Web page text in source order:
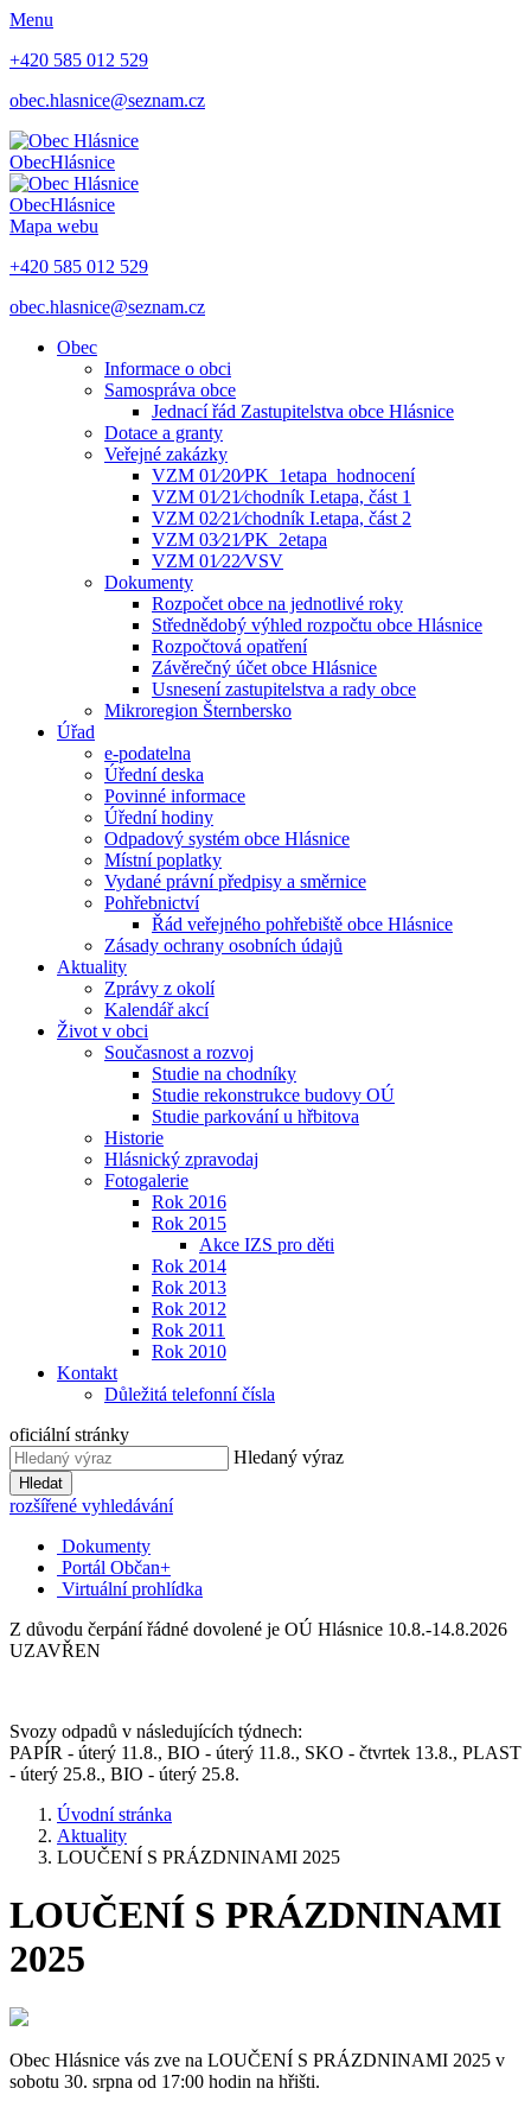
Menu
+420 585 012 529
obec.hlasnice@seznam.cz
ObecHlásnice
ObecHlásnice
Mapa webu
+420 585 012 529
obec.hlasnice@seznam.cz
Obec
Informace o obci
Samospráva obce
Jednací řád Zastupitelstva obce Hlásnice
Dotace a granty
Veřejné zakázky
VZM 01⁄20⁄PK_1etapa_hodnocení
VZM 01⁄21⁄chodník I.etapa, část 1
VZM 02⁄21⁄chodník I.etapa, část 2
VZM 03⁄21⁄PK_2etapa
VZM 01⁄22⁄VSV
Dokumenty
Rozpočet obce na jednotlivé roky
Střednědobý výhled rozpočtu obce Hlásnice
Rozpočtová opatření
Závěrečný účet obce Hlásnice
Usnesení zastupitelstva a rady obce
Mikroregion Šternbersko
Úřad
e-podatelna
Úřední deska
Povinné informace
Úřední hodiny
Odpadový systém obce Hlásnice
Místní poplatky
Vydané právní předpisy a směrnice
Pohřebnictví
Řád veřejného pohřebiště obce Hlásnice
Zásady ochrany osobních údajů
Aktuality
Zprávy z okolí
Kalendář akcí
Život v obci
Současnost a rozvoj
Studie na chodníky
Studie rekonstrukce budovy OÚ
Studie parkování u hřbitova
Historie
Hlásnický zpravodaj
Fotogalerie
Rok 2016
Rok 2015
Akce IZS pro děti
Rok 2014
Rok 2013
Rok 2012
Rok 2011
Rok 2010
Kontakt
Důležitá telefonní čísla
oficiální stránky
Hledaný výraz
Hledat
rozšířené vyhledávání
Dokumenty
Portál Občan+
Virtuální prohlídka
Z důvodu čerpání řádné dovolené je OÚ Hlásnice 10.8.-14.8.2026
UZAVŘEN
Svozy odpadů v následujících týdnech:
PAPÍR - úterý 11.8., BIO - úterý 11.8., SKO - čtvrtek 13.8., PLAST
- úterý 25.8., BIO - úterý 25.8.
Úvodní stránka
Aktuality
LOUČENÍ S PRÁZDNINAMI 2025
LOUČENÍ S PRÁZDNINAMI
2025
Obec Hlásnice vás zve na LOUČENÍ S PRÁZDNINAMI 2025 v
sobotu 30. srpna od 17:00 hodin na hřišti.